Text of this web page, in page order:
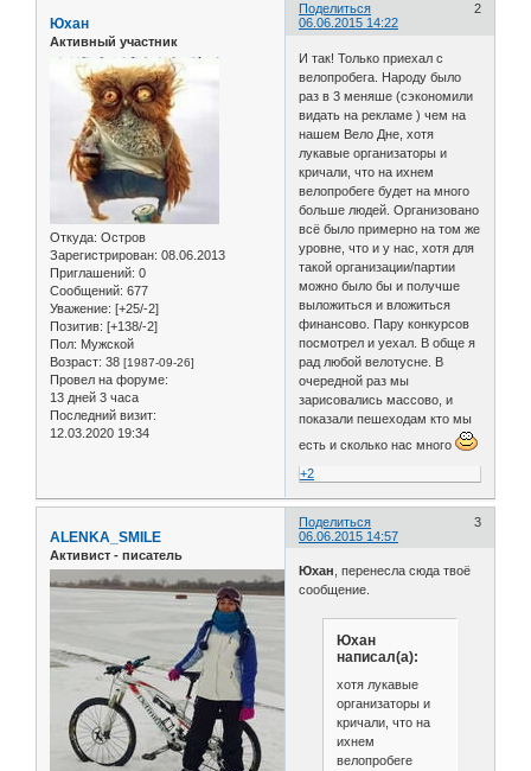
Поделиться
2
06.06.2015 14:22
Юхан
Активный участник
Откуда: Остров
Зарегистрирован: 08.06.2013
Приглашений: 0
Сообщений: 677
Уважение: [+25/-2]
Позитив: [+138/-2]
Пол: Мужской
Возраст: 38 [1987-09-26]
Провел на форуме:
13 дней 3 часа
Последний визит:
12.03.2020 19:34
И так! Только приехал с
велопробега. Народу было
раз в 3 меняше (сэкономили
видать на рекламе ) чем на
нашем Вело Дне, хотя
лукавые организаторы и
кричали, что на ихнем
велопробеге будет на много
больше людей. Организовано
всё было примерно на том же
уровне, что и у нас, хотя для
такой организации/партии
можно было бы и получше
выложиться и вложиться
финансово. Пару конкурсов
посмотрел и уехал. В обще я
рад любой велотусне. В
очередной раз мы
зарисовались массово, и
показали пешеходам кто мы
есть и сколько нас много
+2
Поделиться
3
06.06.2015 14:57
ALENKA_SMILE
Активист - писатель
Юхан , перенесла сюда твоё
сообщение.
Юхан
написал(а):
хотя лукавые
организаторы и
кричали, что на
ихнем
велопробеге